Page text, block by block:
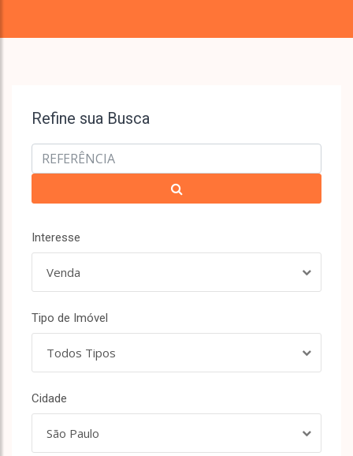
Refine sua Busca
Interesse
Venda
Tipo de Imóvel
Todos Tipos
Cidade
São Paulo